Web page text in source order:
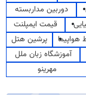
دوربین مداربسته
قیمت ایمپلنت
هواپیما
پرشین هتل
آموزشگاه زبان ملل
مهرینو